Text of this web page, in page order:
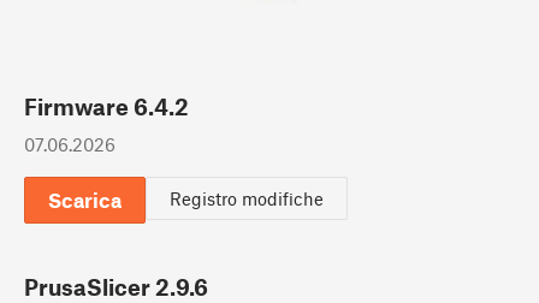
Firmware 6.4.2
07.06.2026
Scarica Registro modifiche
PrusaSlicer 2.9.6